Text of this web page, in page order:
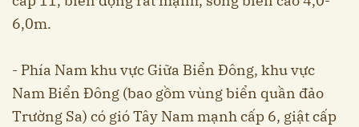
6,0m.
- Phía Nam khu vực Giữa Biển Đông, khu vực
Nam Biển Đông (bao gồm vùng biển quần đảo
Trường Sa) có gió Tây Nam mạnh cấp 6, giật cấp